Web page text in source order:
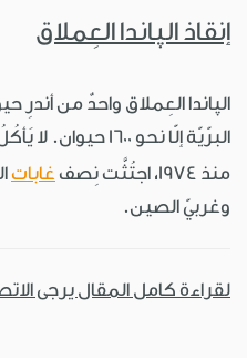
إنقاذ الپاندا العِملاق
الپاندا العِملاق واحدٌ من أندرِ
البرّيّة إلّا نحو 1600 حيوان. لا يَأكُلُ
منذ 1974، اجتُثَّت نِصف
غابات
وغربيّ الصين.
لقراءة كامل المقال يرجى